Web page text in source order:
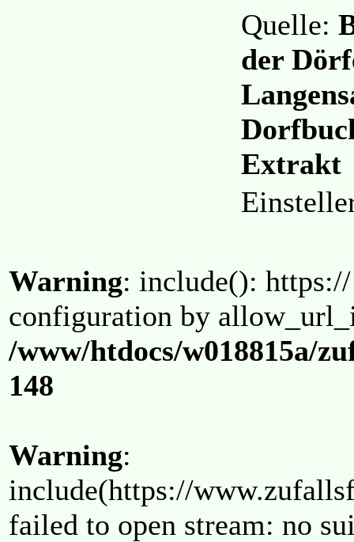
Quelle:
der
Extrakt
Warning: include():
configuration by
/www/htdocs/w018815a/
148
Warning:
include(https://
failed to open stream: no